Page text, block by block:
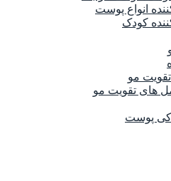
انواع پوست
کودک
مو
های تقویت مو
پوست